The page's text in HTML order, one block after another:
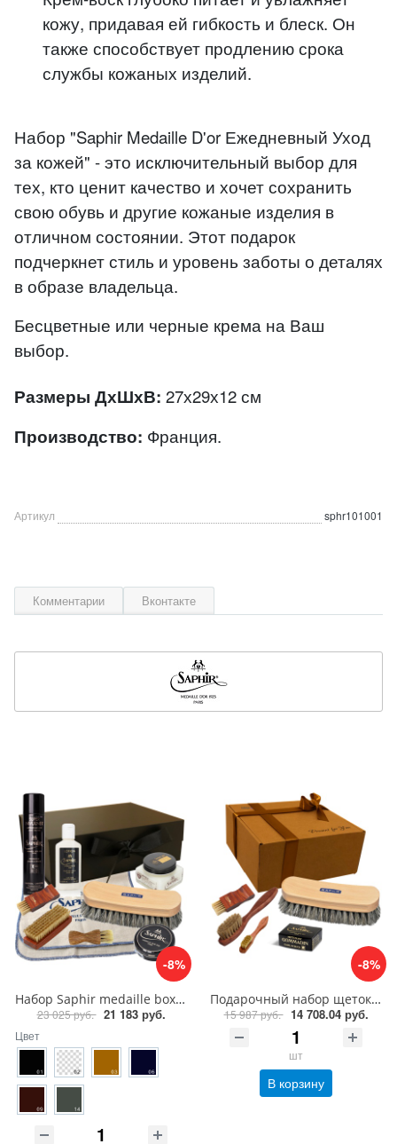
кожу, придавая ей гибкость и блеск. Он
также способствует продлению срока
службы кожаных изделий.
Набор "Saphir Medaille D'or Ежедневный Уход
за кожей" - это исключительный выбор для
тех, кто ценит качество и хочет сохранить
свою обувь и другие кожаные изделия в
отличном состоянии. Этот подарок
подчеркнет стиль и уровень заботы о деталях
в образе владельца.
Бесцветные или черные крема на Ваш
выбор.
Размеры ДхШхВ: 27х29х12 см
Производство: Франция.
Артикул sphr101001
Комментарии Вконтакте
-8%
Набор Saphir medaille box, уход за кожей
23 025 руб. 21 183 руб.
Цвет
-8%
Подарочный набор щеток Saphir medaille box
15 987 руб. 14 708.04 руб.
шт
В корзину